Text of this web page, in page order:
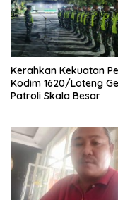
Kerahkan Kekuatan
Kodim 1620/Loteng
Patroli Skala Besar